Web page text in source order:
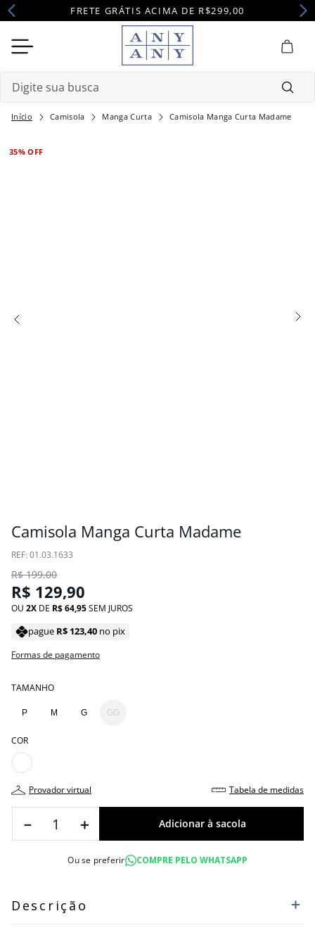
FRETE GRÁTIS ACIMA DE R$299,00
Camisola Manga Curta Camisola Manga Curta Madame
35%OFF
Camisola Manga Curta Madame
: 01.03.1633
R$ 199,00
R$ 129,90
OU 2 DE R$64,95SEM JUROS
pague R$ 123,40 no pix
Formas de pagamento
TAMANHO
P M G GG
COR
provador virtual tabela de medidas
＋
－
Ou se preferir COMPRE PELO WHATSAPP
Descrição
Termos mais buscados
1º camisola